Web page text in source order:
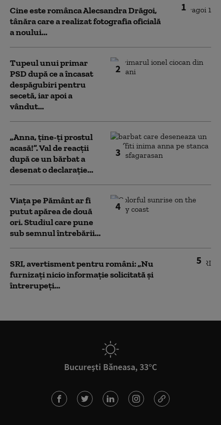
1
Cine este românca Alecsandra Drăgoi,
tânăra care a realizat fotografia oficială
a noului...
2
Tupeul unui primar
PSD după ce a încasat
despăgubiri pentru
secetă, iar apoi a
vândut...
3
„Anna, ţine-ţi prostul
acasă!”. Val de reacții
după ce un bărbat a
desenat o declarație...
4
Viața pe Pământ ar fi
putut apărea de două
ori. Studiul care pune
sub semnul întrebării...
5
SRI, avertisment pentru români: „Nu
furnizați nicio informație solicitată și
întrerupeți...
București Băneasa, 33°C